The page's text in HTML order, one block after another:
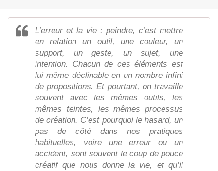
L’erreur et la vie : peindre, c’est mettre
en relation un outil, une couleur, un
support, un geste, un sujet, une
intention. Chacun de ces éléments est
lui-même déclinable en un nombre infini
de propositions. Et pourtant, on travaille
souvent avec les mêmes outils, les
mêmes teintes, les mêmes processus
de création. C’est pourquoi le hasard, un
pas de côté dans nos pratiques
habituelles, voire une erreur ou un
accident, sont souvent le coup de pouce
créatif que nous donne la vie, et qu’il